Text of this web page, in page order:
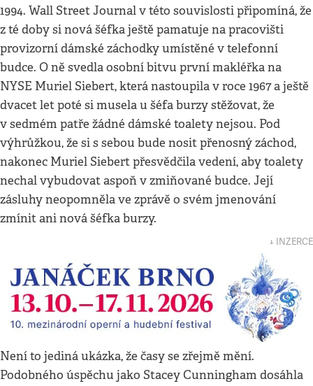
1994. Wall Street Journal v této souvislosti připomíná, že
z té doby si nová šéfka ještě pamatuje na pracovišti
provizorní dámské záchodky umístěné v telefonní
budce. O ně svedla osobní bitvu první makléřka na
NYSE Muriel Siebert, která nastoupila v roce 1967 a ještě
dvacet let poté si musela u šéfa burzy stěžovat, že
v sedmém patře žádné dámské toalety nejsou. Pod
výhrůžkou, že si s sebou bude nosit přenosný záchod,
nakonec Muriel Siebert přesvědčila vedení, aby toalety
nechal vybudovat aspoň v zmiňované budce. Její
zásluhy neopomněla ve zprávě o svém jmenování
zmínit ani nová šéfka burzy.
↓ INZERCE
Není to jediná ukázka, že časy se zřejmě mění.
Podobného úspěchu jako Stacey Cunningham dosáhla